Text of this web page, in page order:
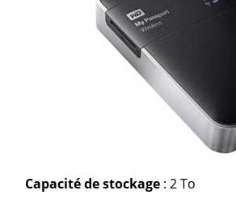
Capacité de stockage : 2 To